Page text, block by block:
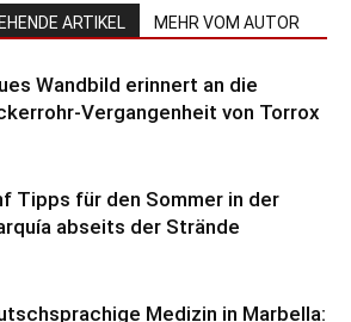
ARTIKEL MEHR VOM AUTOR
Wandbild erinnert an die
Vergangenheit von Torrox
Tipps für den Sommer in der
abseits der Strände
Medizin in Marbella: